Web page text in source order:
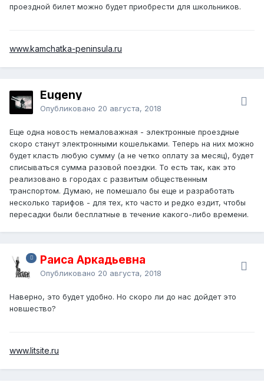
проездной билет можно будет приобрести для школьников.
www.kamchatka-peninsula.ru
Eugeny
Опубликовано 20 августа, 2018
Еще одна новость немаловажная - электронные проездные
скоро станут электронными кошельками. Теперь на них можно
будет класть любую сумму (а не четко оплату за месяц), будет
списываться сумма разовой поездки. То есть так, как это
реализовано в городах с развитым общественным
транспортом. Думаю, не помешало бы еще и разработать
несколько тарифов - для тех, кто часто и редко ездит, чтобы
пересадки были бесплатные в течение какого-либо времени.
Раиса Аркадьевна
Опубликовано 20 августа, 2018
Наверно, это будет удобно. Но скоро ли до нас дойдет это
новшество?
www.litsite.ru